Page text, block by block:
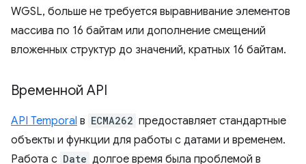
WGSL, больше не требуется выравнивание элементов
массива по 16 байтам или дополнение смещений
вложенных структур до значений, кратных 16 байтам.
Временной API
API Temporal в ECMA262 предоставляет стандартные
объекты и функции для работы с датами и временем.
Работа с Date долгое время была проблемой в